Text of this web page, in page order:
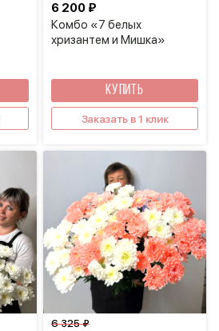
Комбо «7 белых
хризантем и Мишка»
6 200 ₽
КУПИТЬ
Заказать в 1 клик
6 325 ₽